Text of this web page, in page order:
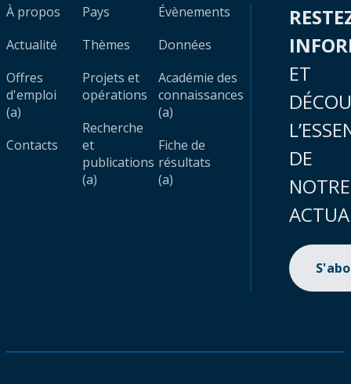
À propos
Actualité
Offres
d'emploi
(a)
Contacts
Pays
Thèmes
Projets et
opérations
Recherche
et
publications
(a)
Évènements
Données
Académie des
connaissances
(a)
Fiche de
résultats
(a)
ET
DE
NOTRE